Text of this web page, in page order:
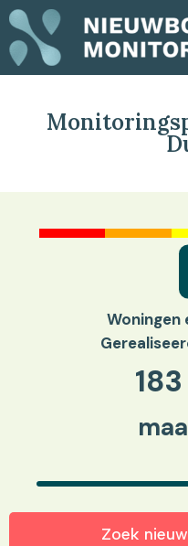
Woningen
183
Zoek